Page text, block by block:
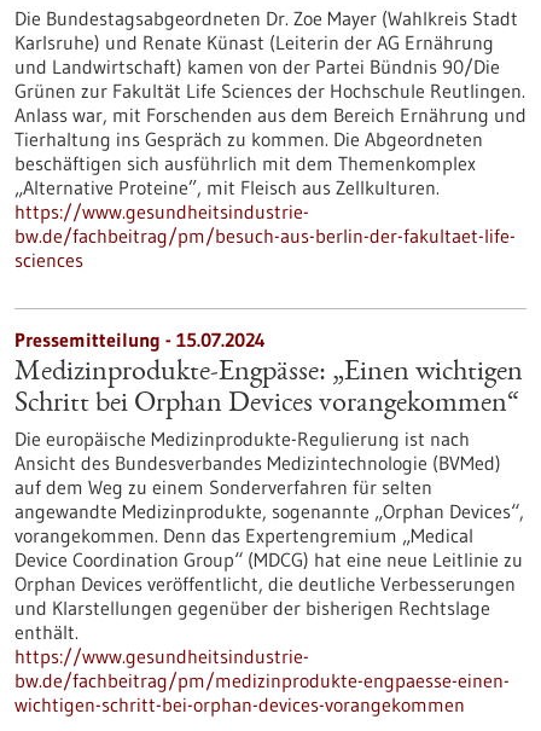
Die Bundestagsabgeordneten Dr. Zoe Mayer (Wahlkreis Stadt
Karlsruhe) und Renate Künast (Leiterin der AG Ernährung
und Landwirtschaft) kamen von der Partei Bündnis 90/Die
Grünen zur Fakultät Life Sciences der Hochschule Reutlingen.
Anlass war, mit Forschenden aus dem Bereich Ernährung und
Tierhaltung ins Gespräch zu kommen. Die Abgeordneten
beschäftigen sich ausführlich mit dem Themenkomplex
„Alternative Proteine”, mit Fleisch aus Zellkulturen.
https://www.gesundheitsindustrie-
bw.de/fachbeitrag/pm/besuch-aus-berlin-der-fakultaet-life-
sciences
Pressemitteilung - 15.07.2024
Medizinprodukte-Engpässe: „Einen wichtigen
Schritt bei Orphan Devices vorangekommen“
Die europäische Medizinprodukte-Regulierung ist nach
Ansicht des Bundesverbandes Medizintechnologie (BVMed)
auf dem Weg zu einem Sonderverfahren für selten
angewandte Medizinprodukte, sogenannte „Orphan Devices“,
vorangekommen. Denn das Expertengremium „Medical
Device Coordination Group“ (MDCG) hat eine neue Leitlinie zu
Orphan Devices veröffentlicht, die deutliche Verbesserungen
und Klarstellungen gegenüber der bisherigen Rechtslage
enthält.
https://www.gesundheitsindustrie-
bw.de/fachbeitrag/pm/medizinprodukte-engpaesse-einen-
wichtigen-schritt-bei-orphan-devices-vorangekommen